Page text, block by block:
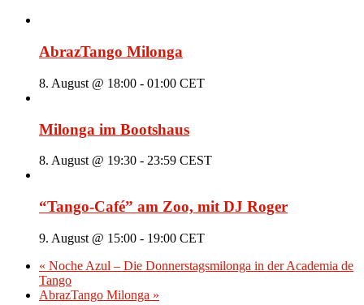
AbrazTango Milonga
8. August @ 18:00 - 01:00 CET
Milonga im Bootshaus
8. August @ 19:30 - 23:59 CEST
“Tango-Café” am Zoo, mit DJ Roger
9. August @ 15:00 - 19:00 CET
« Noche Azul – Die Donnerstagsmilonga in der Academia de
Tango
AbrazTango Milonga »